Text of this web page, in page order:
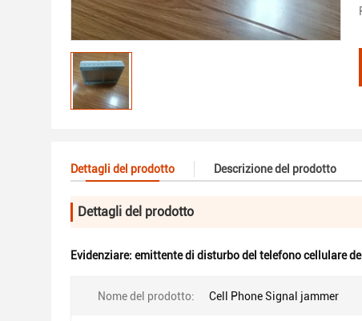
Dettagli del prodotto Descrizione del prodotto
Dettagli del prodotto
Evidenziare: emittente di disturbo del telefono cellulare
Nome del prodotto: Cell Phone Signal jammer